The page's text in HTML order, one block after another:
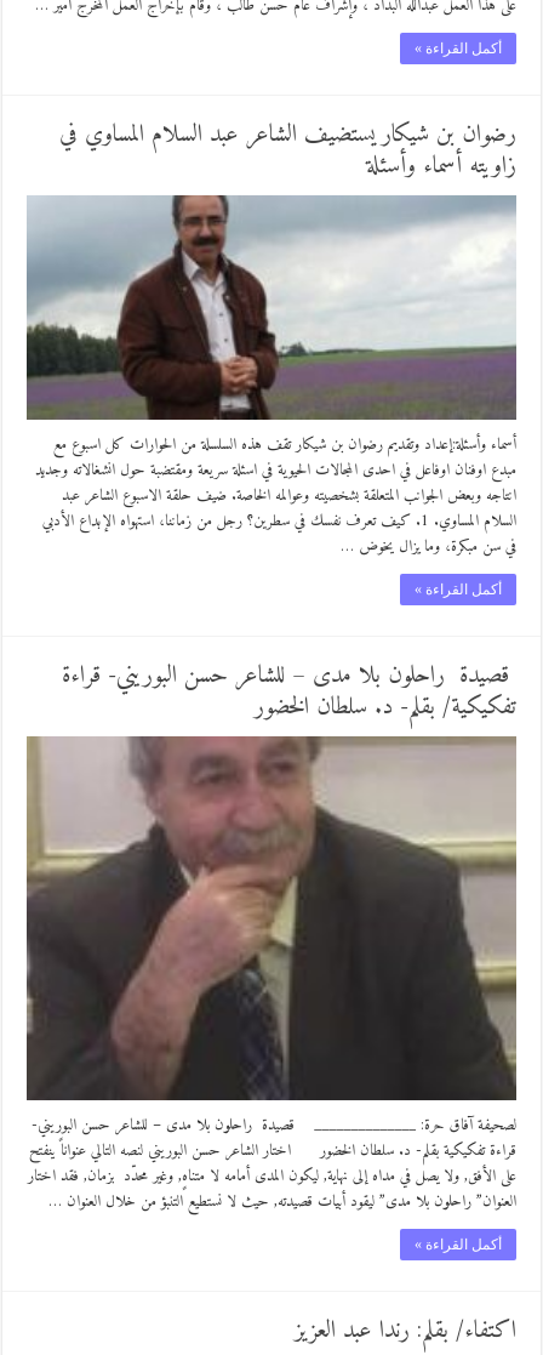
أكمل القراءة »
رضوان بن شيكار يستضيف الشاعر عبد السلام المساوي في
زاويته أسماء وأسئلة
أسماء وأسئلة:إعداد وتقديم رضوان بن شيكار تقف هذه السلسلة من الحوارات كل اسبوع مع
مبدع اوفنان اوفاعل في احدى المجالات الحيوية في اسئلة سريعة ومقتضبة حول انشغالاته وجديد
انتاجه وبعض الجوانب المتعلقة بشخصيته وعوالمه الخاصة. ضيف حلقة الاسبوع الشاعر عبد
السلام المساوي. 1. كيف تعرف نفسك في سطرين؟ رجل من زماننا، استهواه الإبداع الأدبي
في سن مبكرة، وما يزال يخوض …
أكمل القراءة »
قصيدة راحلون بلا مدى – للشاعر حسن البوريني- قراءة
تفكيكية/ بقلم- د. سلطان الخضور
لصحيفة آفاق حرة: ______________ قصيدة راحلون بلا مدى – للشاعر حسن البوريني-
قراءة تفكيكية بقلم- د. سلطان الخضور اختار الشاعر حسن البوريني لنصه التالي عنواناً ينفتح
على الأفق, ولا يصل في مداه إلى نهاية, ليكون المدى أمامه لا متناهٍ, وغير محدّد بزمان, فقد اختار
العنوان” راحلون بلا مدى” ليقود أبيات قصيدته, حيث لا نستطيع التنبؤ من خلال العنوان …
أكمل القراءة »
اكتفاء/ بقلم: رندا عبد العزيز